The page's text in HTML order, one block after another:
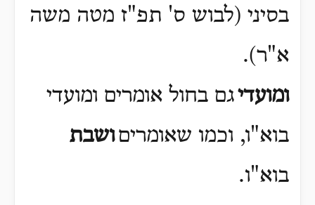
בסיני (לבוש ס' תפ"ז מטה משה
א"ר).
ומועדיגם בחול אומרים ומועדי
בוא"ו, וכמו שאומריםושבת
בוא"ו.